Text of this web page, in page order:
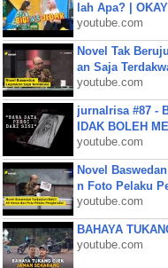
lah Apa? |
youtube.com
Novel Tak
an Saja
youtube.com
jurnalrisa #87 -
IDAK BOLEH
youtube.com
Novel
n Foto Pelaku
youtube.com
BAHAYA
youtube.com